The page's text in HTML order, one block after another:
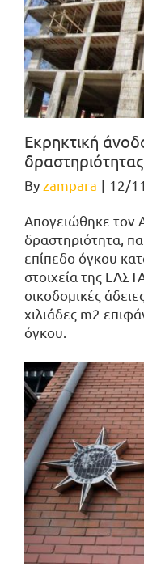
Εκρηκτική
Byzampara | 12/
Απογειώθηκε τον
δραστηριότητα,
επίπεδο όγκου
στοιχεία της
οικοδομικές
χιλιάδες m2
όγκου.